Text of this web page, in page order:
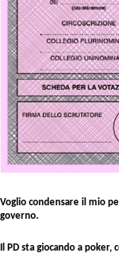
Voglio condensare il mio
governo.
Il PD sta giocando a